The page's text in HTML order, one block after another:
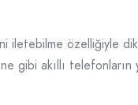
iletebilme özelliğiyle
akıllı telefonların